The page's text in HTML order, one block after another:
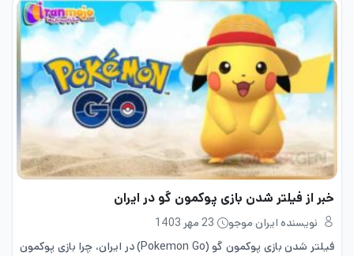
خبر از فیلتر شدن بازی پوکمون گو در ایران
نویسنده ایران موجو
23 مهر 1403
فیلتر شدن بازی پوکمون گو (Pokemon Go) در ایران، چرا بازی پوکمون